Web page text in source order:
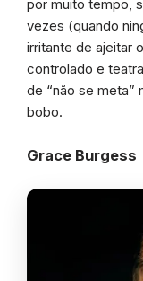
por muito tempo,
vezes (quando
irritante de ajeitar
controlado e
de “não se meta”
bobo.
Grace Burgess